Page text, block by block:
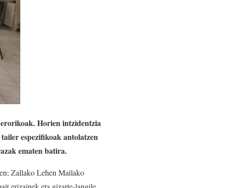
Horien intzidentzia
espezifikoak antolatzen
ematen batira.
Zallako Lehen Mailako